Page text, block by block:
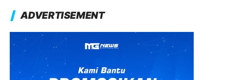
ADVERTISEMENT